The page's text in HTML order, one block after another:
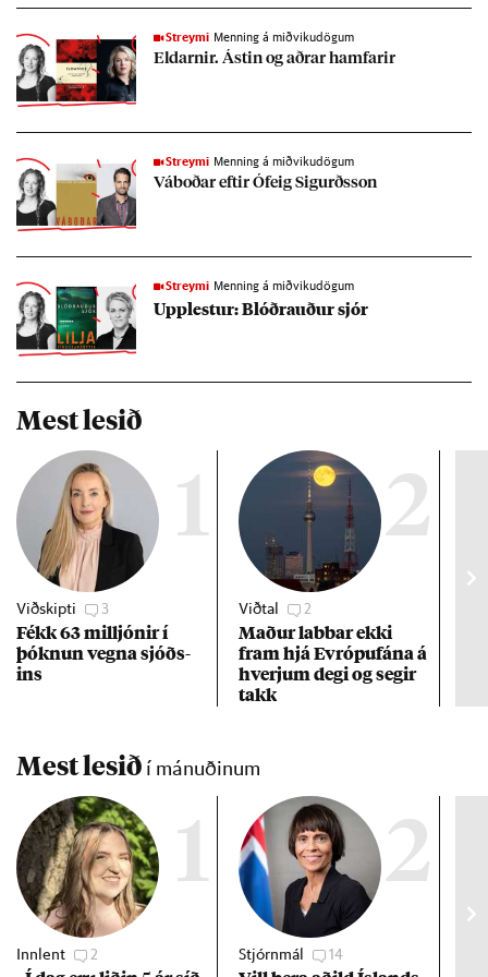
Streymi Menning á miðvikudögum
Eld­arn­ir. Ást­in og aðr­ar ham­far­ir
Streymi Menning á miðvikudögum
Vá­boð­ar eft­ir Ófeig Sig­urðs­son
Streymi Menning á miðvikudögum
Upp­lest­ur: Blóð­rauð­ur sjór
Mest lesið
1
Viðskipti 3
Fékk 63 millj­ón­ir í
þókn­un vegna sjóðs­
ins
2
Viðtal 2
Mað­ur labb­ar ekki
fram hjá Evr­ópuf­ána á
hverj­um degi og seg­ir
takk
Mest lesið í mánuðinum
1
Innlent 2
2
Stjórnmál 14